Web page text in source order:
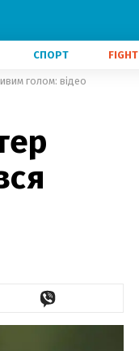
СПОРТ FIGHT
голом: відео